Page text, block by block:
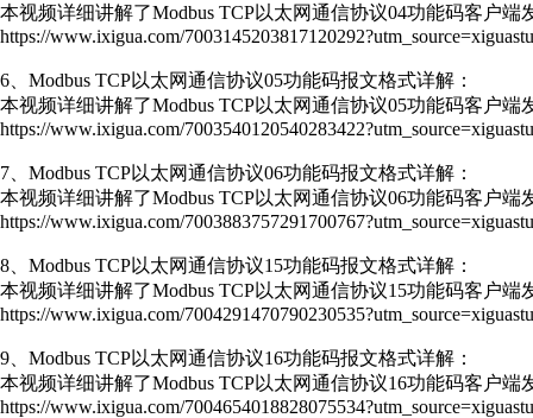
本视频详细讲解了Modbus TCP以太网通信协议04功能码客户
https://www.ixigua.com/
6、Modbus TCP以太网通信协议05功能码报文格式详解：
本视频详细讲解了Modbus TCP以太网通信协议05功能码客户
https://www.ixigua.com/
7、Modbus TCP以太网通信协议06功能码报文格式详解：
本视频详细讲解了Modbus TCP以太网通信协议06功能码客户
https://www.ixigua.com/
8、Modbus TCP以太网通信协议15功能码报文格式详解：
本视频详细讲解了Modbus TCP以太网通信协议15功能码客户
https://www.ixigua.com/
9、Modbus TCP以太网通信协议16功能码报文格式详解：
本视频详细讲解了Modbus TCP以太网通信协议16功能码客户
https://www.ixigua.com/